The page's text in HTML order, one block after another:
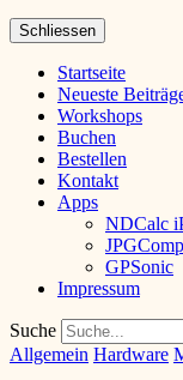
Schliessen
Startseite
Neueste
Workshops
Buchen
Bestellen
Kontakt
Apps
NDCalc
GPSonic
Impressum
Suche
Allgemein Hardware